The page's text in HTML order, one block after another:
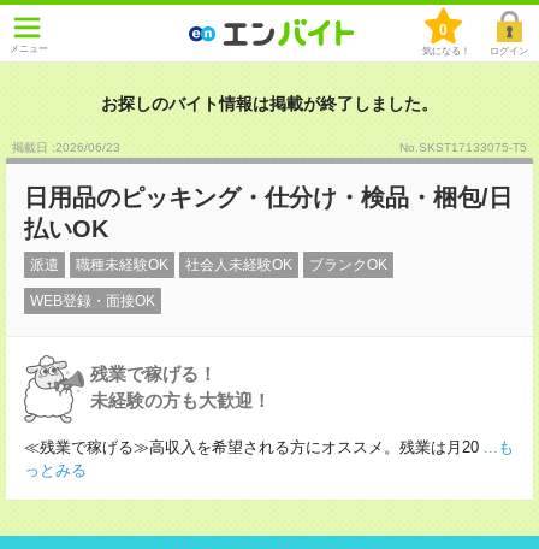
メニュー
0
気になる！ ログイン
お探しのバイト情報は掲載が終了しました。
掲載日 :2026/06/23 No.SKST17133075-T5
日用品のピッキング・仕分け・検品・梱包/日
払いOK
派遣 職種未経験OK 社会人未経験OK ブランクOK
WEB登録・面接OK
残業で稼げる！
未経験の方も大歓迎！
≪残業で稼げる≫高収入を希望される方にオススメ。残業は月20 ...も
っとみる